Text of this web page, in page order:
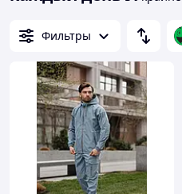
Фильтры